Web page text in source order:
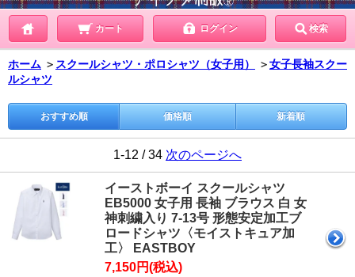
カート ログイン 検索
ホーム ＞ スクールシャツ・ポロシャツ（女子用） ＞女子長袖スクー
ルシャツ
おすすめ順 価格順 新着順
1-12 / 34 次のページへ
イーストボーイ スクールシャツ
EB5000 女子用 長袖 ブラウス 白 女
神刺繍入り 7-13号 形態安定加工ブ
ロードシャツ〈モイストキュア加
工〉 EASTBOY
7,150円(税込)